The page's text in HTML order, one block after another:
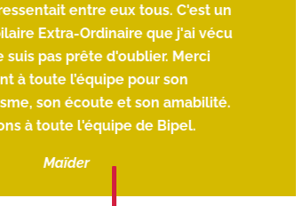
entre eux tous. C'est un
Extra-Ordinaire que j'ai vécu
suis pas prête d'oublier. Merci
à toute l’équipe pour son
son écoute et son amabilité.
à toute l'équipe de Bipel.
Maïder